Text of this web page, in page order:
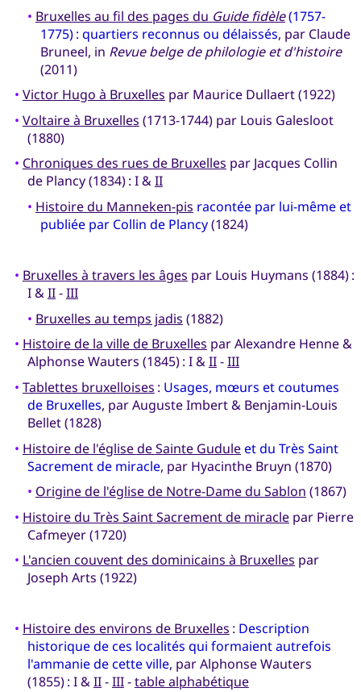
• Bruxelles au fil des pages du Guide fidèle(1757-
1775) : quartiers reconnus ou délaissés, par Claude
Bruneel, in Revue belge de philologie et d'histoire
(2011)
• Victor Hugo à Bruxelles par Maurice Dullaert (1922)
• Voltaire à Bruxelles (1713-1744) par Louis Galesloot
(1880)
• Chroniques des rues de Bruxelles par Jacques Collin
de Plancy (1834) : I &II
• Histoire du Manneken-pis racontée par lui-même et
publiée par Collin de Plancy(1824)
• Bruxelles à travers les âges par Louis Huymans (1884) :
I &II-III
• Bruxelles au temps jadis (1882)
• Histoire de la ville de Bruxelles par Alexandre Henne &
Alphonse Wauters (1845) : I &II-III
• Tablettes bruxelloises : Usages, mœurs et coutumes
de Bruxelles, par Auguste Imbert & Benjamin-Louis
Bellet (1828)
• Histoire de l'église de Sainte Guduleet du Très Saint
Sacrement de miracle, par Hyacinthe Bruyn (1870)
• Origine de l'église de Notre-Dame du Sablon (1867)
• Histoire du Très Saint Sacrement de miraclepar Pierre
Cafmeyer (1720)
• L'ancien couvent des dominicains à Bruxelles par
Joseph Arts (1922)
• Histoire des environs de Bruxelles : Description
historique de ces localités qui formaient autrefois
l'ammanie de cette ville, par Alphonse Wauters
(1855) : I &II-III-table alphabétique